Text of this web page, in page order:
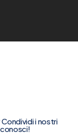
Condividi i nostri